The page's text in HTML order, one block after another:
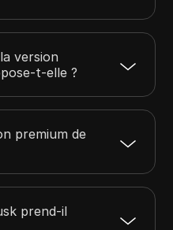
version
t-elle ?
premium de
prend-il